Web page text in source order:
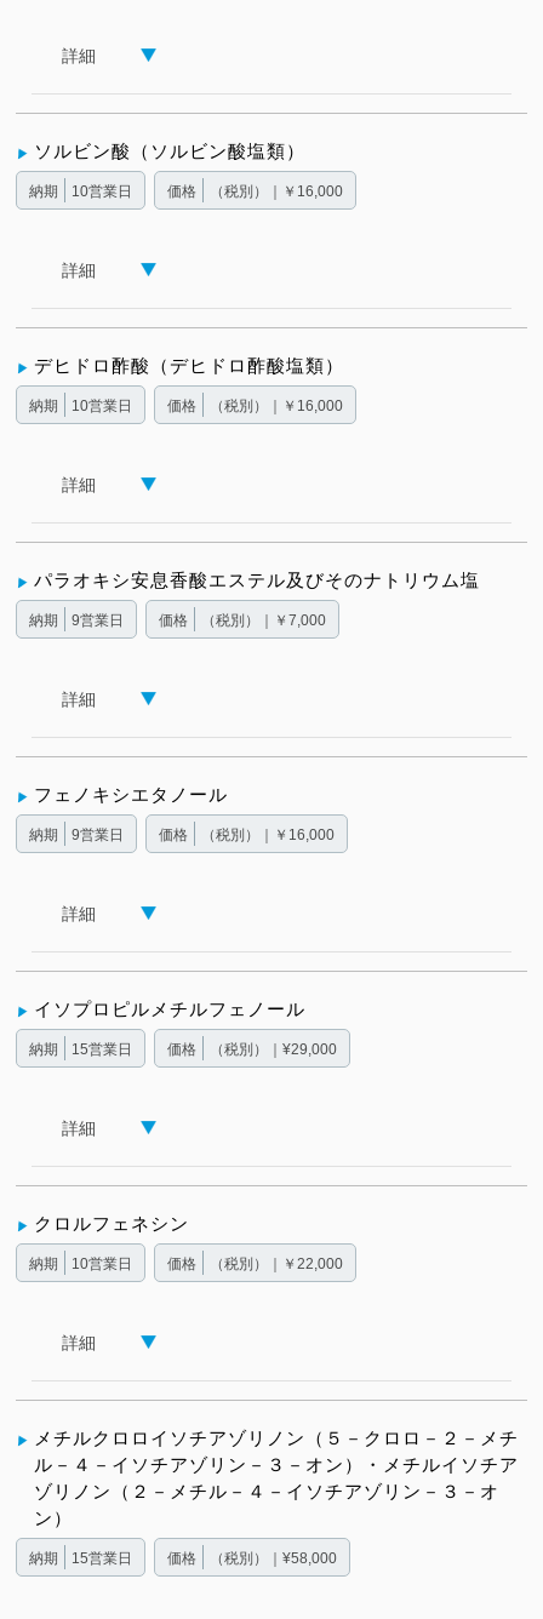
詳細
ソルビン酸（ソルビン酸塩類）
納期 10営業日 価格 （税別）｜￥16,000
詳細
デヒドロ酢酸（デヒドロ酢酸塩類）
納期 10営業日 価格 （税別）｜￥16,000
詳細
パラオキシ安息香酸エステル及びそのナトリウム塩
納期 9営業日 価格 （税別）｜￥7,000
詳細
フェノキシエタノール
納期 9営業日 価格 （税別）｜￥16,000
詳細
イソプロピルメチルフェノール
納期 15営業日 価格 （税別）｜¥29,000
詳細
クロルフェネシン
納期 10営業日 価格 （税別）｜￥22,000
詳細
メチルクロロイソチアゾリノン（５－クロロ－２－メチ
ル－４－イソチアゾリン－３－オン）・メチルイソチア
ゾリノン（２－メチル－４－イソチアゾリン－３－オ
ン）
納期 15営業日 価格 （税別）｜¥58,000